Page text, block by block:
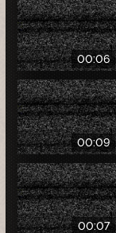
00:06
00:09
00:07